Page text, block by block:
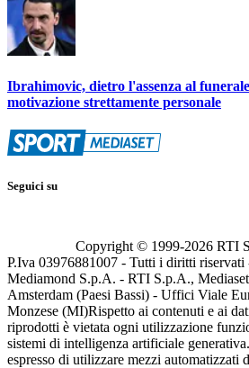
Ibrahimovic, dietro l'assenza al
motivazione strettamente personale
Seguici su
Copyright © 1999-2026 RTI
P.Iva 03976881007 - Tutti i diritti riservati
Mediamond S.p.A. - RTI S.p.A.,
Amsterdam (Paesi Bassi) - Uffici Viale
Monzese (MI)Rispetto ai contenuti e ai
riprodotti è vietata ogni utilizzazione
sistemi di intelligenza artificiale
espresso di utilizzare mezzi automatizzati